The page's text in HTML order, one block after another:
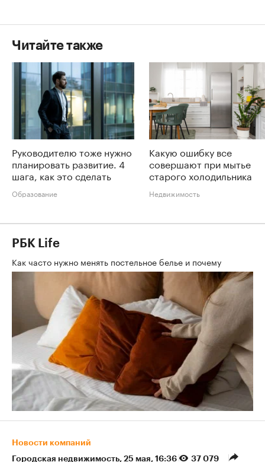
Читайте также
Руководителю тоже нужно
планировать развитие. 4
шага, как это сделать
Образование
Какую ошибку все
совершают при мытье
старого холодильника
Недвижимость
РБК Life
Как часто нужно менять постельное белье и почему
Новости компаний
Городская недвижимость⁠, 25 мая, 16:36 37 079